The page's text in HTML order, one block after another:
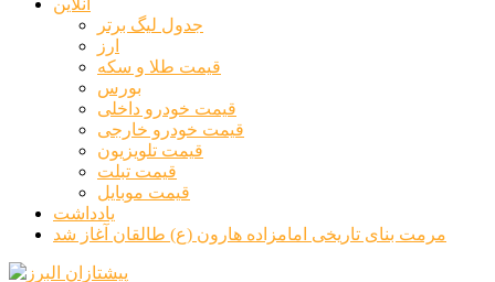
آنلاین
جدول لیگ برتر
ارز
قیمت طلا و سکه
بورس
قیمت خودرو داخلی
قیمت خودرو خارجی
قیمت تلویزیون
قیمت تبلت
قیمت موبایل
یادداشت
مرمت بنای تاریخی امامزاده هارون (ع) طالقان آغاز شد